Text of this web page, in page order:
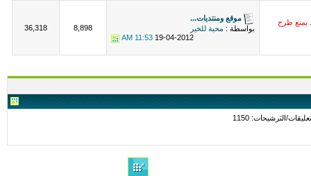
يمنع طرح
موقع ومنتديات...
بواسطة : محبة للخير
19-04-2012
11:53 AM
8,898
36,318